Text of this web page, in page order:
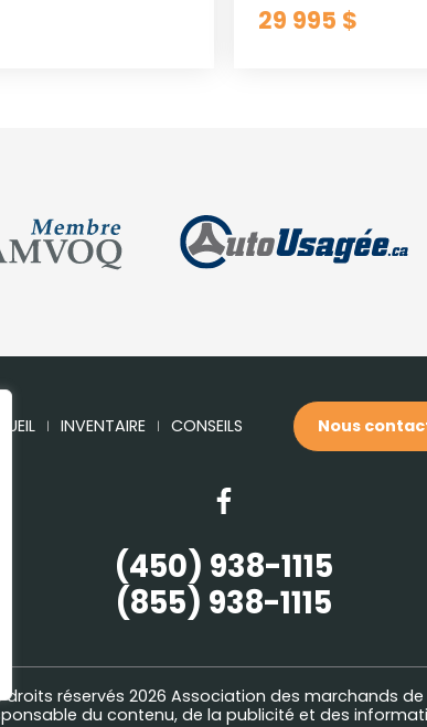
29 995 $
INVENTAIRE CONSEILS Nous
(450) 938-1115
(855) 938-1115
réservés 2026 Association des marchands
du contenu, de la publicité et des